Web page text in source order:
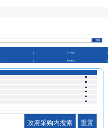
工作动态
政策解读
政府采购内搜索 重置